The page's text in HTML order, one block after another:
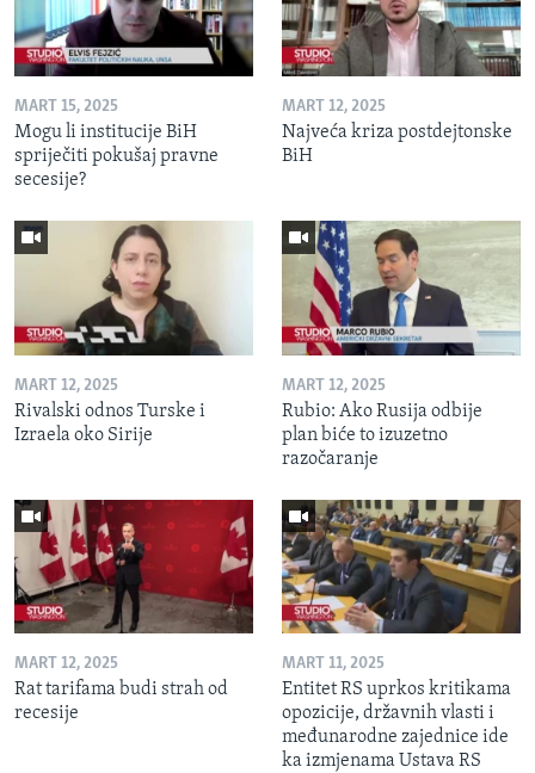
MART 15, 2025
Mogu li institucije BiH
spriječiti pokušaj pravne
secesije?
MART 12, 2025
Najveća kriza postdejtonske
BiH
MART 12, 2025
Rivalski odnos Turske i
Izraela oko Sirije
MART 12, 2025
Rubio: Ako Rusija odbije
plan biće to izuzetno
razočaranje
MART 12, 2025
Rat tarifama budi strah od
recesije
MART 11, 2025
Entitet RS uprkos kritikama
opozicije, državnih vlasti i
međunarodne zajednice ide
ka izmjenama Ustava RS